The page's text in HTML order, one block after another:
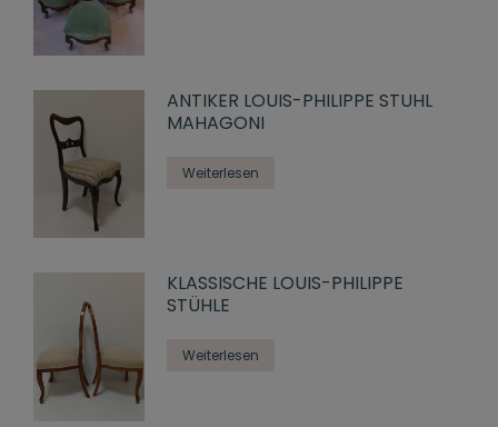
ANTIKER LOUIS-PHILIPPE STUHL
MAHAGONI
Weiterlesen
KLASSISCHE LOUIS-PHILIPPE
STÜHLE
Weiterlesen